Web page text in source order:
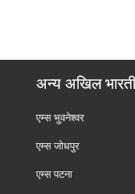
अन्य अखिल
एम्‍स भुवनेश्वर
एम्‍स जोधपुर
एम्‍स पटना